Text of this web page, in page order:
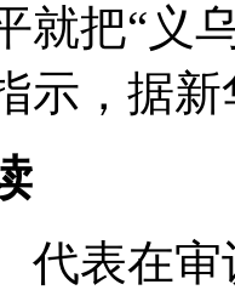
“义乌
示 ， 据新
在审